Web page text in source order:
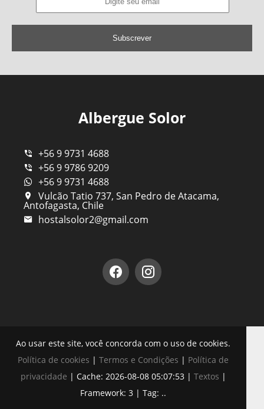
Subscrever
+56 9 9731 4688
+56 9 9786 9209
+56 9 9731 4688
Vulcão Tatio 737, San Pedro de Atacama,
Antofagasta, Chile
hostalsolor2@gmail.com
Albergue Solor
Ao usar este site, você concorda com o uso de cookies.
Política de cookies | Termos e Condições | Política de
privacidade | Cache: 2026-08-08 05:07:53 | Textos |
Framework: 3 | Tag: ..